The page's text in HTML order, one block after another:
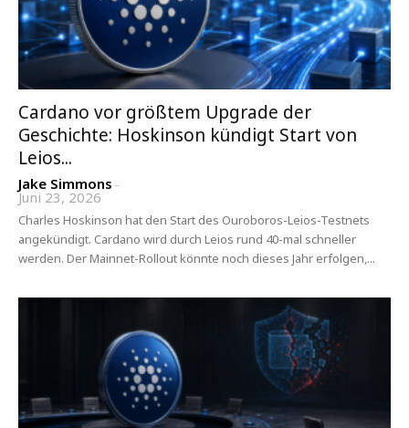
Cardano vor größtem Upgrade der
Geschichte: Hoskinson kündigt Start von
Leios...
Jake Simmons -
Juni 23, 2026
Charles Hoskinson hat den Start des Ouroboros-Leios-Testnets
angekündigt. Cardano wird durch Leios rund 40-mal schneller
werden. Der Mainnet-Rollout könnte noch dieses Jahr erfolgen,...